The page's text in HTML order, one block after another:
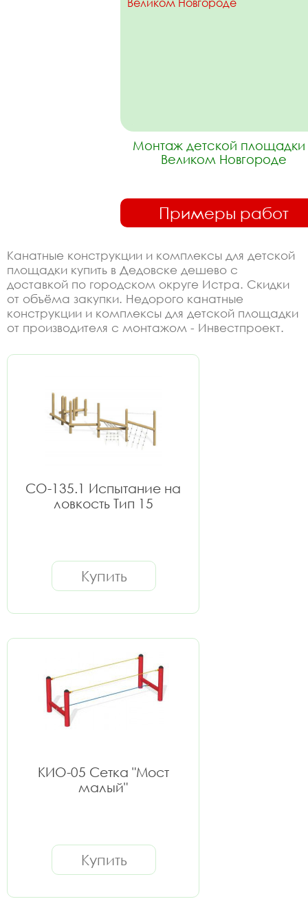
Монтаж детской площадки
Великом Новгороде
Примеры работ
Канатные конструкции и комплексы для детской
площадки купить в Дедовске дешево с
доставкой по городском округе Истра. Скидки
от объёма закупки. Недорого канатные
конструкции и комплексы для детской площадки
от производителя с монтажом - Инвестпроект.
СО-135.1 Испытание на
ловкость Тип 15
Купить
КИО-05 Сетка "Мост
малый"
Купить